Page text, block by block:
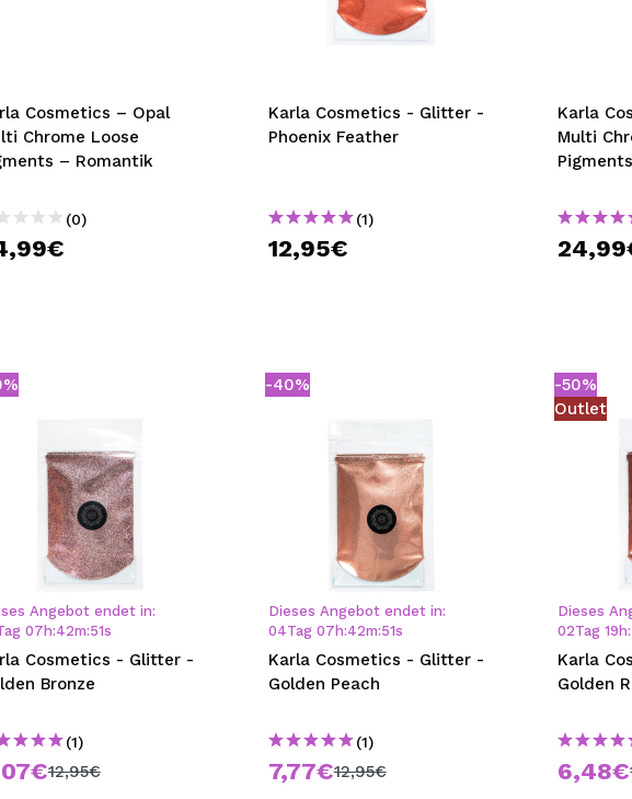
Cosmetics – Opal
Chrome Loose
– Romantik
(0)
Karla Cosmetics - Glitter -
Phoenix Feather
(1)
12,95€
Karla
Multi
Angebot endet in:
07 h:42m:50s
Cosmetics - Glitter -
Bronze
(1)
12,95€
-40%
Dieses Angebot endet in:
04Tag 07 h:42m:50s
Karla Cosmetics - Glitter -
Golden Peach
(1)
7,77€12,95€
-50%
Outlet
Dieses
02Tag 19 h:
Karla
Golden
6,48€